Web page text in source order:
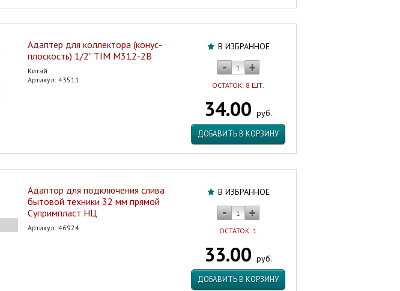
В ИЗБРАННОЕ
ОСТАТОК: 8 ШТ.
34.00 руб.
ДОБАВИТЬ В КОРЗИНУ
Адаптер для коллектора (конус-
плоскость) 1/2" TIM M312-2B
Китай
Артикул: 43511
В ИЗБРАННОЕ
ОСТАТОК: 1
33.00 руб.
ДОБАВИТЬ В КОРЗИНУ
Адаптор для подключения слива
бытовой техники 32 мм прямой
Супримпласт НЦ
Артикул: 46924